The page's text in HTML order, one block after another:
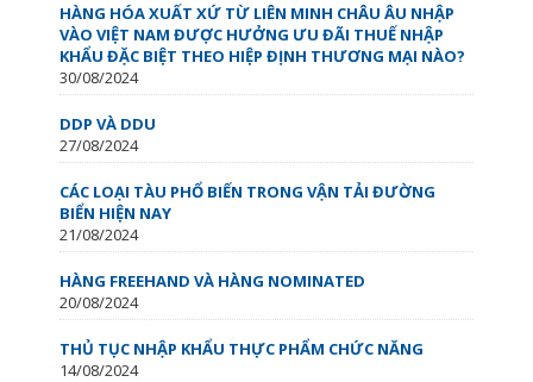
HÀNG HÓA XUẤT XỨ TỪ LIÊN MINH CHÂU ÂU NHẬP
VÀO VIỆT NAM ĐƯỢC HƯỞNG ƯU ĐÃI THUẾ NHẬP
KHẨU ĐẶC BIỆT THEO HIỆP ĐỊNH THƯƠNG MẠI NÀO?
30/08/2024
DDP VÀ DDU
27/08/2024
CÁC LOẠI TÀU PHỔ BIẾN TRONG VẬN TẢI ĐƯỜNG
BIỂN HIỆN NAY
21/08/2024
HÀNG FREEHAND VÀ HÀNG NOMINATED
20/08/2024
THỦ TỤC NHẬP KHẨU THỰC PHẨM CHỨC NĂNG
14/08/2024